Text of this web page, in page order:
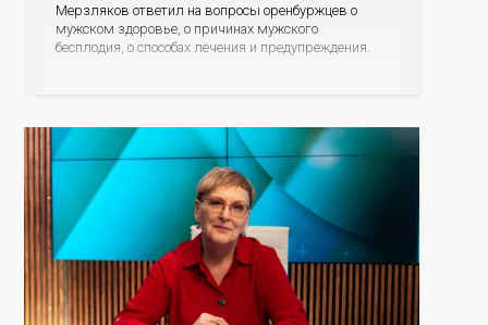
Мерзляков ответил на вопросы оренбуржцев о
мужском здоровье, о причинах мужского
бесплодия, о способах лечения и предупреждения.